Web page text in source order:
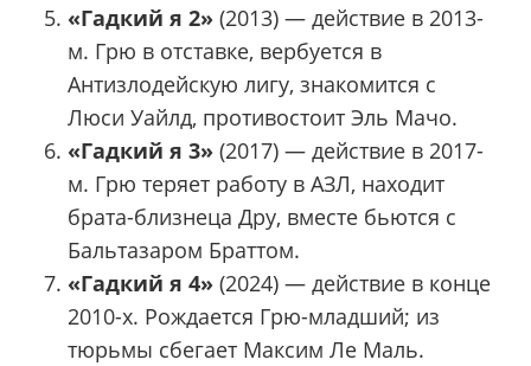
«Гадкий я 2» (2013) — действие в 2013-
м. Грю в отставке, вербуется в
Антизлодейскую лигу, знакомится с
Люси Уайлд, противостоит Эль Мачо.
«Гадкий я 3» (2017) — действие в 2017-
м. Грю теряет работу в АЗЛ, находит
брата-близнеца Дру, вместе бьются с
Бальтазаром Браттом.
«Гадкий я 4» (2024) — действие в конце
2010-х. Рождается Грю-младший; из
тюрьмы сбегает Максим Ле Маль.